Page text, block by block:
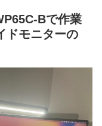
Bで作業
ドモニターの